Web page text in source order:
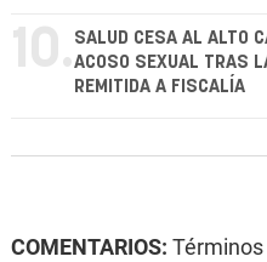
10. SALUD CESA AL ALTO
ACOSO SEXUAL TRAS
REMITIDA A FISCALÍA
COMENTARIOS: